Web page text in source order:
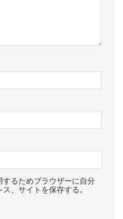
するためブラウザーに自分
、サイトを保存する。